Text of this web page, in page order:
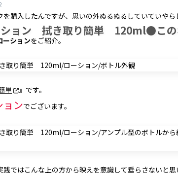
ション 拭き取り簡単 120ml●この
購入したんですが、思いの外ぬるぬるしていていやら
ーションをご紹介。
単
』です。
ョンでございます。
ではこんな上の方から映えを意識して垂らさないと思